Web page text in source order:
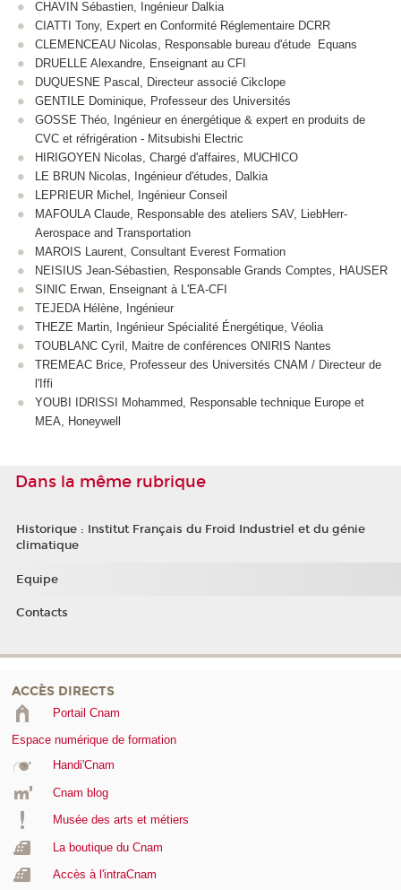
CHAVIN Sébastien, Ingénieur Dalkia
CIATTI Tony, Expert en Conformité Réglementaire DCRR
CLEMENCEAU Nicolas, Responsable bureau d'étude Equans
DRUELLE Alexandre, Enseignant au CFI
DUQUESNE Pascal, Directeur associé Cikclope
GENTILE Dominique, Professeur des Universités
GOSSE Théo, Ingénieur en énergétique & expert en produits de
CVC et réfrigération - Mitsubishi Electric
HIRIGOYEN Nicolas, Chargé d'affaires, MUCHICO
LE BRUN Nicolas, Ingénieur d'études, Dalkia
LEPRIEUR Michel, Ingénieur Conseil
MAFOULA Claude, Responsable des ateliers SAV, LiebHerr-
Aerospace and Transportation
MAROIS Laurent, Consultant Everest Formation
NEISIUS Jean-Sébastien, Responsable Grands Comptes, HAUSER
SINIC Erwan, Enseignant à L'EA-CFI
TEJEDA Hélène, Ingénieur
THEZE Martin, Ingénieur Spécialité Énergétique, Véolia
TOUBLANC Cyril, Maitre de conférences ONIRIS Nantes
TREMEAC Brice, Professeur des Universités CNAM / Directeur de
l'Iffi
YOUBI IDRISSI Mohammed, Responsable technique Europe et
MEA, Honeywell
Dans la même rubrique
Historique : Institut Français du Froid Industriel et du génie
climatique
Equipe
Contacts
ACCÈS DIRECTS
Portail Cnam
Espace numérique de formation
Handi'Cnam
Cnam blog
Musée des arts et métiers
La boutique du Cnam
Accès à l'intraCnam